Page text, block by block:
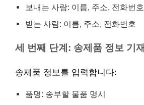
보내는 사람: 이름, 주소, 전화번호
받는 사람: 이름, 주소, 전화번호
세 번째 단계: 송제품 정보 기재
송제품 정보를 입력합니다:
품명: 송부할 물품 명시